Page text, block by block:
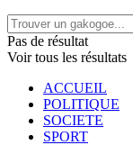
Pas de résultat
Voir tous les résultats
ACCUEIL
POLITIQUE
SOCIETE
SPORT